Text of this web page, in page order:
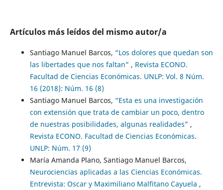
Artículos más leídos del mismo autor/a
Santiago Manuel Barcos, “Los dolores que quedan son
las libertades que nos faltan” , Revista ECONO.
Facultad de Ciencias Económicas. UNLP: Vol. 8 Núm.
16 (2018): Núm. 16 (8)
Santiago Manuel Barcos, “Esta es una investigación
con extensión que trata de cambiar un poco, dentro
de nuestras posibilidades, algunas realidades” ,
Revista ECONO. Facultad de Ciencias Económicas.
UNLP: Núm. 17 (9)
María Amanda Plano, Santiago Manuel Barcos,
Neurociencias aplicadas a las Ciencias Económicas.
Entrevista: Oscar y Maximiliano Malfitano Cayuela ,